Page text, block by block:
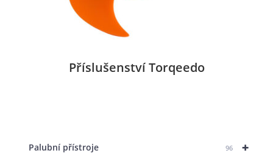
Příslušenství Torqeedo
+
Palubní přístroje 96